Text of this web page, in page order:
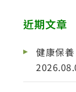
近期文章
健康保